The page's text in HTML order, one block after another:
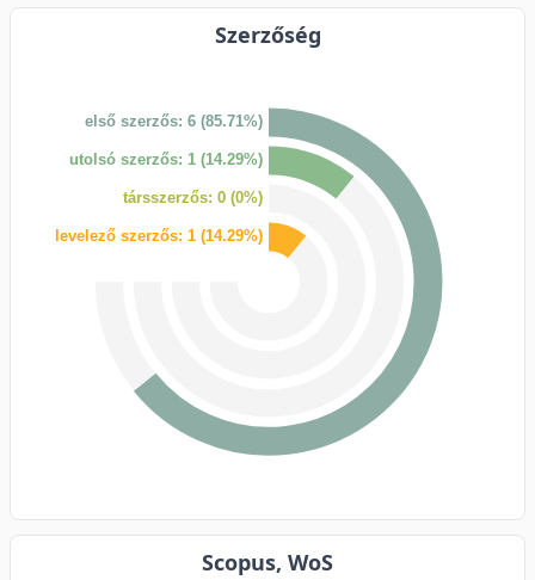
Szerzőség
első szerzős: 6 (85.71%)
utolsó szerzős: 1 (14.29%)
társszerzős: 0 (0%)
levelező szerzős: 1 (14.29%)
Scopus, WoS